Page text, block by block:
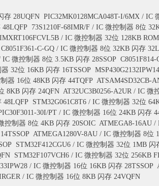
存 28UQFN PIC32MK0128MCA048T-I/6MX / IC
48LQFP 73S1210F-68IMR/F / IC 微控制器 8位
/ IC 微控制器 32位 128KB
C8051F361-C-GQ / IC 微控制器 8位 32KB 闪存
IC 微控制器 8位 3.5KB 闪存 28SSOP
32位 16KB 闪存 16TSSOP
器 16位 48KB 闪存 44TQFP ATSAM4SD32CB-
8KB 闪存 24QFN AT32UC3B0256-A2UR / IC 微
48LQFP STM32G061C8T6 / IC 微控制器 32位
30I/PT / IC 微控制器 16位 24KB 闪存
控制器 8位 4KB 闪存 20SOIC ATMEGA8-16AU /
ATMEGA1280V-8AU / IC 微控制器 8位
STM32F412CGU6 / IC 微控制器 32位 1MB 闪
STM32F107VCH6 / IC 微控制器 32位 256KB
/ IC 微控制器 16位 16KB 闪存 28TSSOP
/ IC 微控制器 16位 8KB 闪存 24VQFN